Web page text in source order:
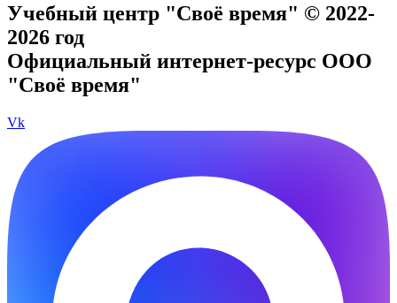
Учебный центр "Своё время" © 2022-
2026 год
Официальный интернет-ресурс ООО
"Своё время"
Vk